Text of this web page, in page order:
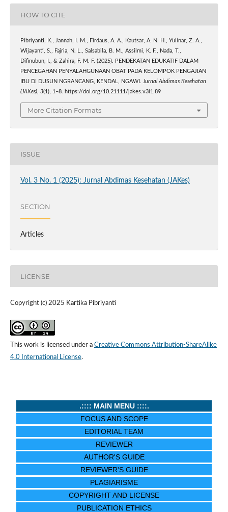
HOW TO CITE
Pibriyanti, K., Jannah, I. M., Firdaus, A. A., Kautsar, A. N. H., Yulinar, Z. A.,
Wijayanti, S., Fajria, N. L., Salsabila, B. M., Assilmi, K. F., Nada, T.,
Difinubun, I., & Zahira, F. M. F. (2025). PENDEKATAN EDUKATIF DALAM
PENCEGAHAN PENYALAHGUNAAN OBAT PADA KELOMPOK PENGAJIAN
IBU DI DUSUN NGRANCANG, KENDAL, NGAWI. Jurnal Abdimas Kesehatan
(JAKes), 3(1), 1–8. https://doi.org/10.21111/jakes.v3i1.89
More Citation Formats
ISSUE
Vol. 3 No. 1 (2025): Jurnal Abdimas Kesehatan (JAKes)
SECTION
Articles
LICENSE
Copyright (c) 2025 Kartika Pibriyanti
This work is licensed under a Creative Commons Attribution-ShareAlike
4.0 International License.
.:::: MAIN MENU ::::.
FOCUS AND SCOPE
EDITORIAL TEAM
REVIEWER
AUTHOR'S GUIDE
REVIEWER'S GUIDE
PLAGIARISME
COPYRIGHT AND LICENSE
PUBLICATION ETHICS